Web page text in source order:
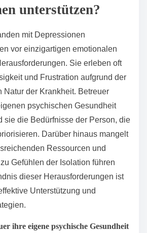
unterstützen?
mit Depressionen
vor einzigartigen emotionalen
Sie erleben oft
und Frustration aufgrund der
Natur der Krankheit. Betreuer
psychischen Gesundheit
sie die Bedürfnisse der Person, die
Darüber hinaus mangelt
Ressourcen und
Gefühlen der Isolation führen
dieser Herausforderungen ist
Unterstützung und
ihre eigene psychische Gesundheit